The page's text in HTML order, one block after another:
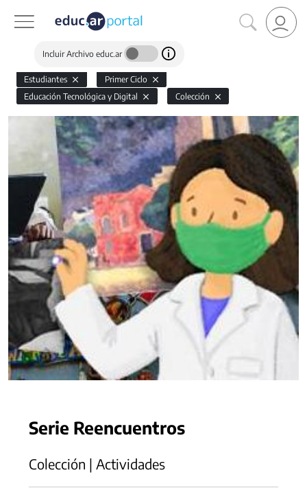
Incluir Archivo educ.ar
Estudiantes
Primer Ciclo
Educación Tecnológica y Digital
Colección
Serie Reencuentros
Colección | Actividades